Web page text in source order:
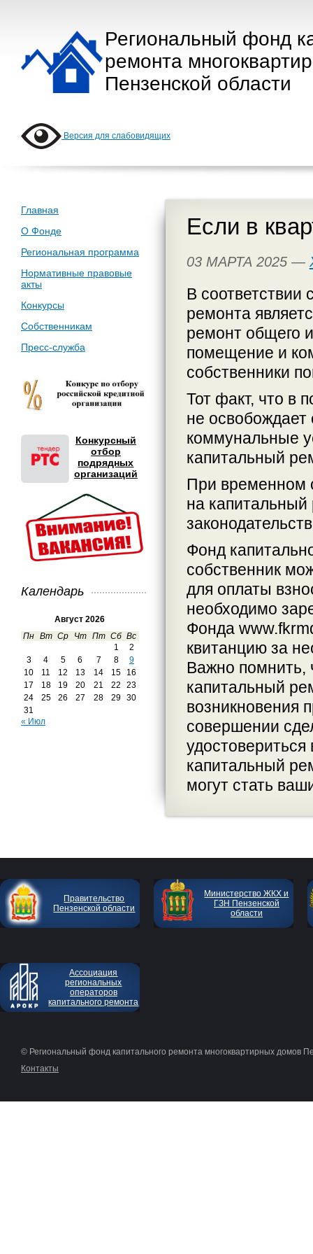
Региональный фонд
ремонта
Пензенской области
Версия для слабовидящих
Главная
О Фонде
Региональная программа
Нормативные правовые
акты
Конкурсы
Собственникам
Пресс-служба
Конкурсный
отбор
подрядных
организаций
Календарь
Август 2026
Пн Вт Ср Чт Пт Сб Вс
1
2
3
4 5 6 7 8
9
10
11 12 13 14 15
16
17
18 19 20 21 22
23
24
25 26 27 28 29
30
31
« Июл
Если в
03 МАРТА 2025 —
В соответствии
ремонта
ремонт общего
помещение и
собственники
Тот факт, что в
не освобождает
коммунальные
капитальный
При временном
на
Фонд
собственник
для оплаты
необходимо
Фонда
квитанцию за
Важно помнить,
капитальный
возникновения
совершении
капитальный
могут стать
Правительство
Пензенской области
Министерство ЖКХ и
ГЗН Пензенской
области
Ассоциация
региональных
операторов
капитального ремонта
© Региональный фонд капитального ремонта многоквартирных домов
Контакты